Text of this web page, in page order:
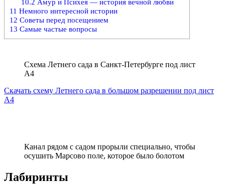
10.2 Амур и Психея — история вечной любви
11 Немного интересной истории
12 Советы перед посещением
13 Самые частые вопросы
Схема Летнего сада в Санкт-Петербурге под лист
A4
Скачать схему Летнего сада в большом разрешении под лист
А4
Канал рядом с садом прорыли специально, чтобы
осушить Марсово поле, которое было болотом
Лабиринты